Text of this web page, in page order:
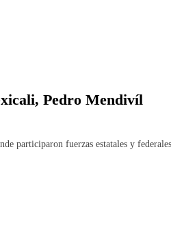
Pedro Mendivíl
participaron fuerzas estatales y